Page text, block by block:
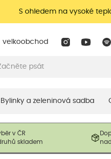
S ohledem na vysoké
velkoobchod
Bylinky a zeleninová sadba
v ČR
skladem
prodávané produkty. V
listů. Rostliny mohou být také